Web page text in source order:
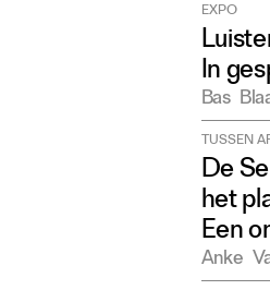
EXPO
In
Bas
TUSSEN
De
het
Een
Anke